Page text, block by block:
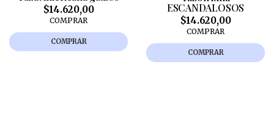
$14.620,00
COMPRAR
COMPRAR
ESCANDALOSOS
$14.620,00
COMPRAR
COMPRAR